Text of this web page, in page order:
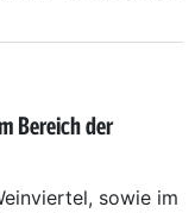
Bereich der
sowie im